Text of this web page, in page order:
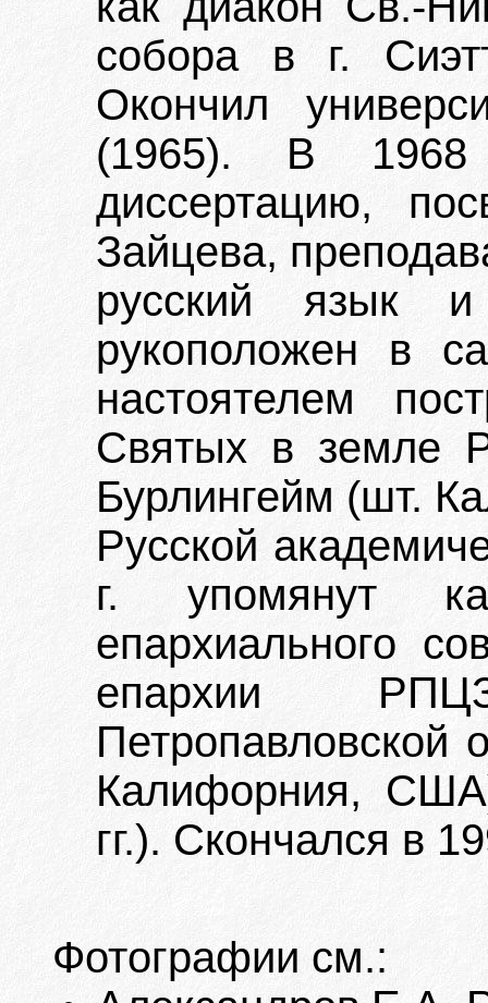
собора в г.
Окончил
(1965). В 1968
диссертацию,
Зайцева,
русский язык
рукоположен в
настоятелем
Святых в земле
Бурлингейм (шт.
Русской
г. упомянут
епархиального
епархии
Калифорния,
гг.). Скончался в
Фотографии см.: